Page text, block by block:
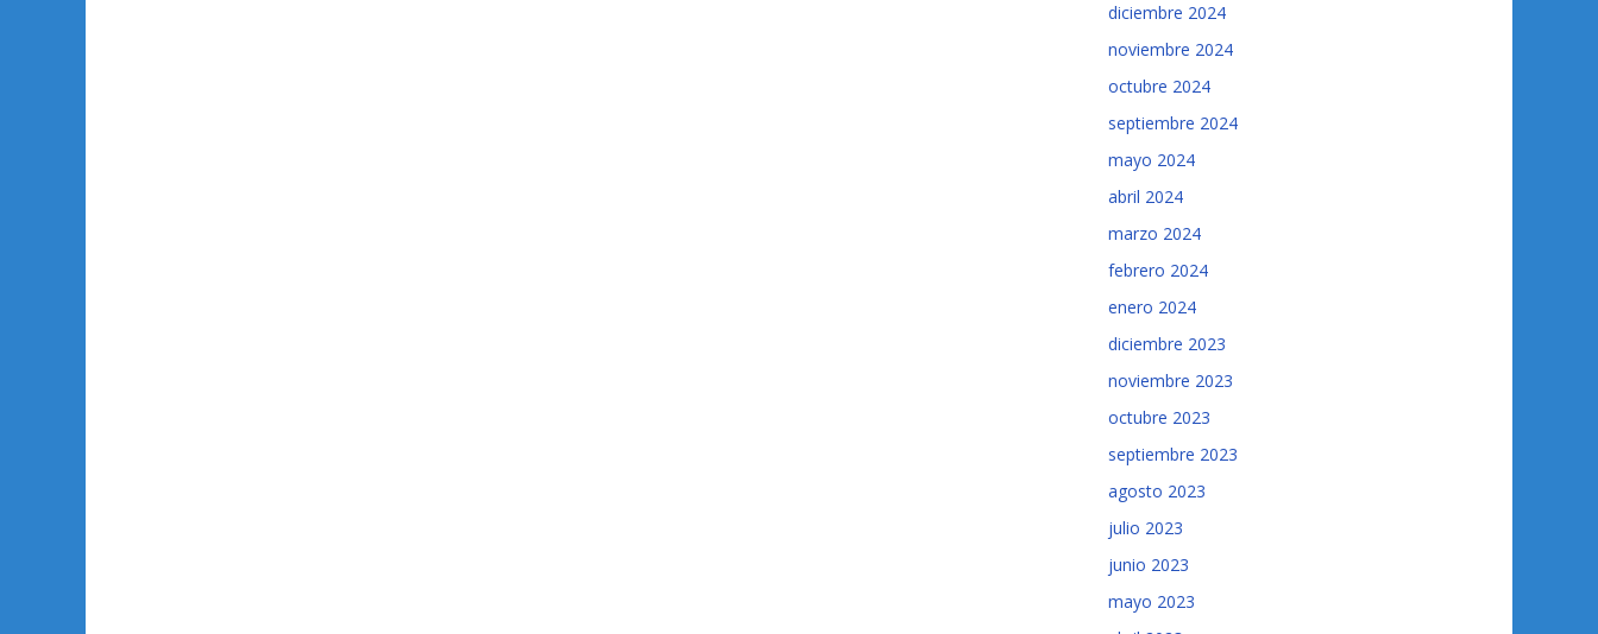
diciembre 2024
noviembre 2024
octubre 2024
septiembre 2024
mayo 2024
abril 2024
marzo 2024
febrero 2024
enero 2024
diciembre 2023
noviembre 2023
octubre 2023
septiembre 2023
agosto 2023
julio 2023
junio 2023
mayo 2023